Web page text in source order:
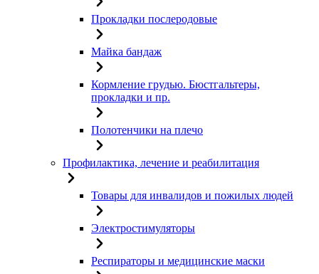
Прокладки послеродовые
Майка бандаж
Кормление грудью. Бюстгальтеры,
прокладки и пр.
Полотенчики на плечо
Профилактика, лечение и реабилитация
Товары для инвалидов и пожилых людей
Электростимуляторы
Респираторы и медицинские маски